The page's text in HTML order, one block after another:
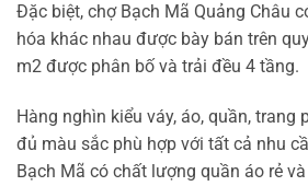
Đặc biệt, chợ Bạch Mã Quảng Châu
hóa khác nhau được bày bán trên
m2 được phân bố và trải đều 4 tầng.
Hàng nghìn kiểu váy, áo, quần, trang
đủ màu sắc phù hợp với tất cả nhu
Bạch Mã có chất lượng quần áo rẻ